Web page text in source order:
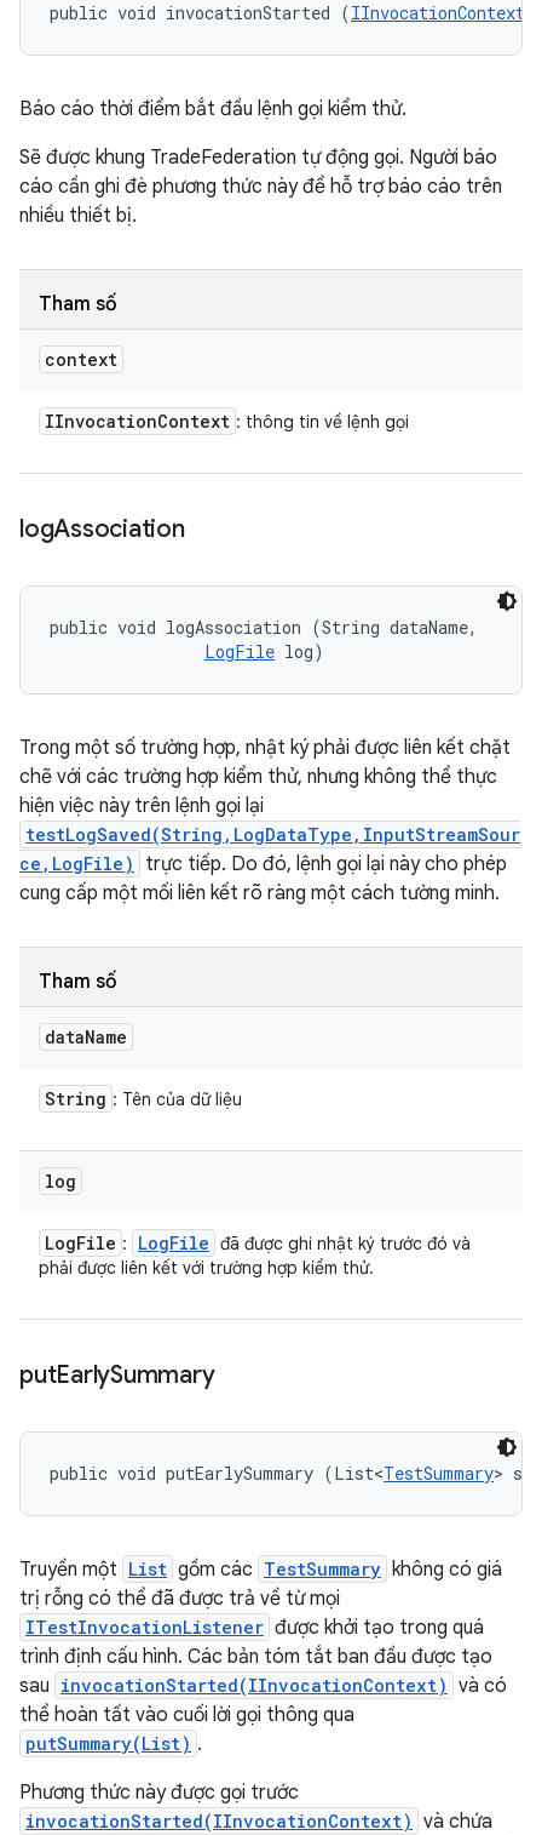
public void invocationStarted (IInvocationContext
Báo cáo thời điểm bắt đầu lệnh gọi kiểm thử.
Sẽ được khung TradeFederation tự động gọi. Người báo
cáo cần ghi đè phương thức này để hỗ trợ báo cáo trên
nhiều thiết bị.
Tham số
context
IInvocationContext : thông tin về lệnh gọi
logAssociation
public void logAssociation (String dataName,
LogFile log)
Trong một số trường hợp, nhật ký phải được liên kết chặt
chẽ với các trường hợp kiểm thử, nhưng không thể thực
hiện việc này trên lệnh gọi lại
testLogSaved(String,LogDataType,InputStreamSour
ce,LogFile)
trực tiếp. Do đó, lệnh gọi lại này cho phép
cung cấp một mối liên kết rõ ràng một cách tường minh.
Tham số
dataName
String : Tên của dữ liệu
log
LogFile : LogFile đã được ghi nhật ký trước đó và
phải được liên kết với trường hợp kiểm thử.
putEarlySummary
public void putEarlySummary (List<TestSummary>
Truyền một List gồm các TestSummary không có giá
trị rỗng có thể đã được trả về từ mọi
ITestInvocationListener được khởi tạo trong quá
trình định cấu hình. Các bản tóm tắt ban đầu được tạo
sau invocationStarted(IInvocationContext) và có
thể hoàn tất vào cuối lời gọi thông qua
putSummary(List) .
Phương thức này được gọi trước
invocationStarted(IInvocationContext) và chứa